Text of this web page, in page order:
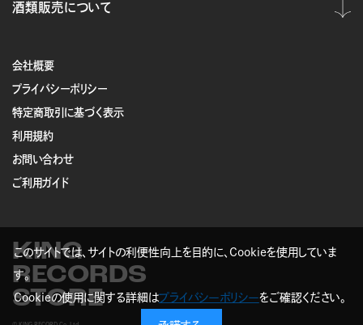
会社概要
プライバシーポリシー
特定商取引に基づく表示
利用規約
お問い合わせ
ご利用ガイド
KING
RECORDS
STORE
酒類販売について
このサイトでは、サイトの利便性向上を目的に、Cookieを使用していま
す。
Cookieの使用に関する詳細はプライバシーポリシーをご確認ください。